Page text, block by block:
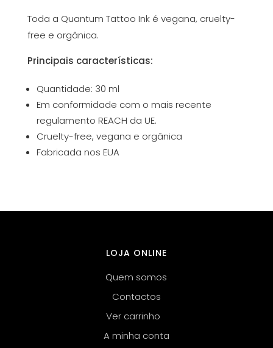
Toda a Quantum Tattoo Ink é vegana, cruelty-
free e orgânica.
Principais características:
Quantidade: 30 ml
Em conformidade com o mais recente
regulamento REACH da UE.
Cruelty-free, vegana e orgânica
Fabricada nos EUA
LOJA ONLINE
Quem somos
Contactos
Ver carrinho
A minha conta